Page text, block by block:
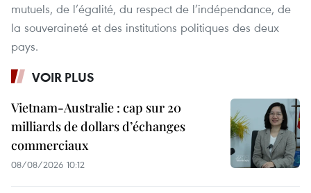
mutuels, de l’égalité, du respect de l’indépendance, de
la souveraineté et des institutions politiques des deux
pays.
VOIR PLUS
Vietnam-Australie : cap sur 20
milliards de dollars d’échanges
commerciaux
08/08/2026 10:12